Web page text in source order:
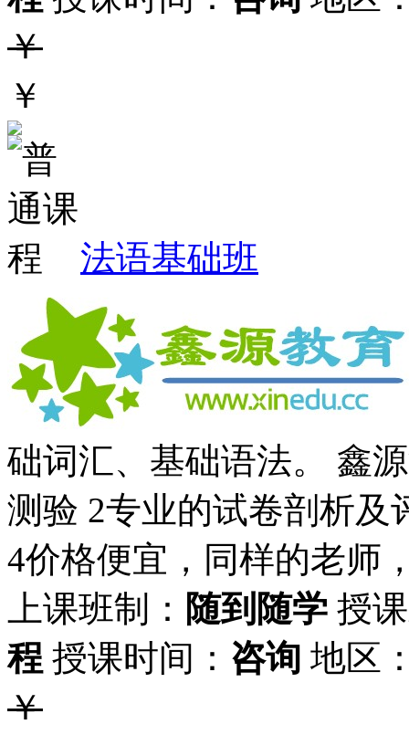
￥
￥
法语基础班
础词汇、基础语法。 鑫
测验 2专业的试卷剖析及
4价格便宜，同样的老师
上课班制： 随到随学 授
程 授课时间： 咨询 地区
￥